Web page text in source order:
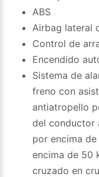
ABS
Airbag lateral
Control de
Encendido
Sistema de
freno con
antiatropello
del conductor
por encima
encima de 50
cruzado en